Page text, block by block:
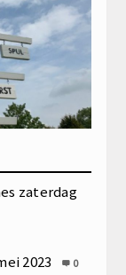
zaterdag
2023
0